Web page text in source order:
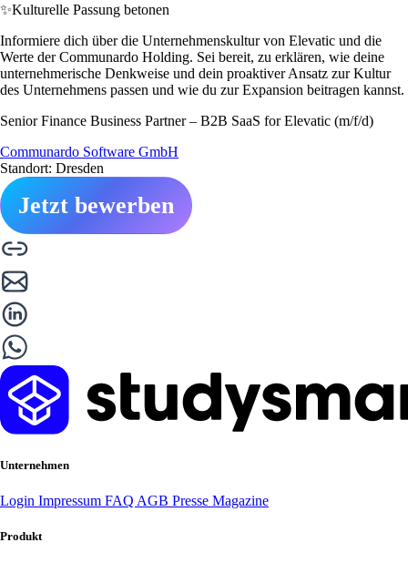
✨Kulturelle Passung betonen
Informiere dich über die Unternehmenskultur von Elevatic und die
Werte der Communardo Holding. Sei bereit, zu erklären, wie deine
unternehmerische Denkweise und dein proaktiver Ansatz zur Kultur
des Unternehmens passen und wie du zur Expansion beitragen kannst.
Senior Finance Business Partner – B2B SaaS for Elevatic (m/f/d)
Communardo Software GmbH
Standort: Dresden
Jetzt bewerben
Unternehmen
Login Impressum FAQ AGB Presse Magazine
Produkt